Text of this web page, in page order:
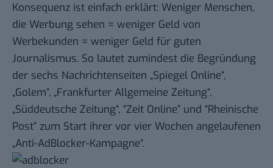
Konsequenz ist einfach erklärt: Weniger Menschen,
die Werbung sehen = weniger Geld von
Werbekunden = weniger Geld für guten
Journalismus. So lautet zumindest die Begründung
der sechs Nachrichtenseiten „Spiegel Online“,
„Golem“, „Frankfurter Allgemeine Zeitung“,
„Süddeutsche Zeitung“, “Zeit Online” und “Rheinische
Post” zum Start ihrer vor vier Wochen angelaufenen
„Anti-AdBlocker-Kampagne“.